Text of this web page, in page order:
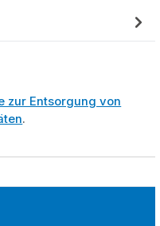
zur Entsorgung von
.